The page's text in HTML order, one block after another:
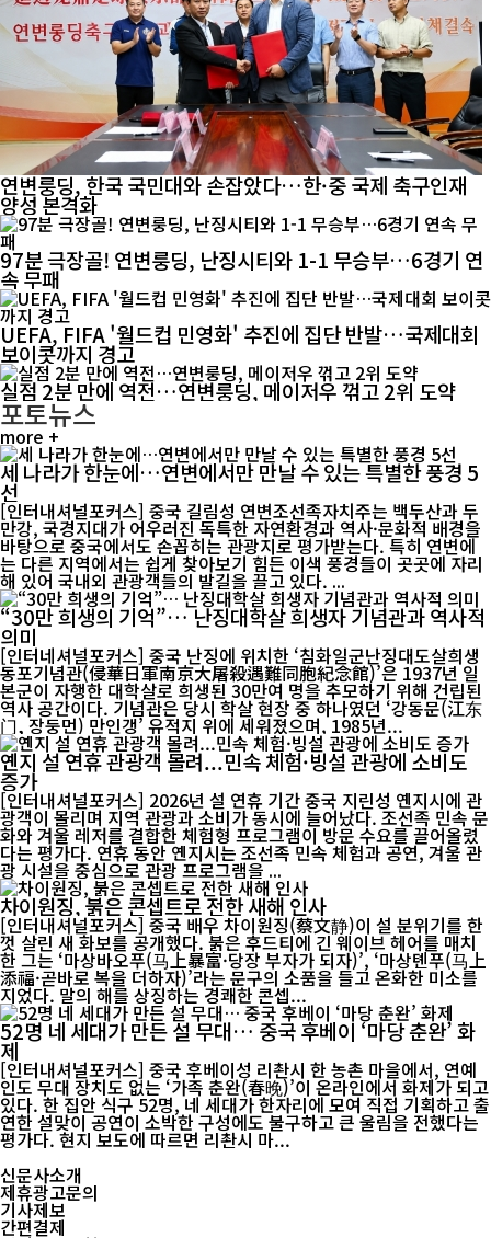
연변룽딩, 한국 국민대와 손잡았다…한·중 국제 축구인재
양성 본격화
97분 극장골! 연변룽딩, 난징시티와 1-1 무승부…6경기 연
속 무패
UEFA, FIFA '월드컵 민영화' 추진에 집단 반발…국제대회
보이콧까지 경고
실점 2분 만에 역전…연변룽딩, 메이저우 꺾고 2위 도약
포토뉴스
more +
세 나라가 한눈에…연변에서만 만날 수 있는 특별한 풍경 5
선
[인터내셔널포커스] 중국 길림성 연변조선족자치주는 백두산과 두
만강, 국경지대가 어우러진 독특한 자연환경과 역사·문화적 배경을
바탕으로 중국에서도 손꼽히는 관광지로 평가받는다. 특히 연변에
는 다른 지역에서는 쉽게 찾아보기 힘든 이색 풍경들이 곳곳에 자리
해 있어 국내외 관광객들의 발길을 끌고 있다. ...
“30만 희생의 기억”… 난징대학살 희생자 기념관과 역사적
의미
[인터네셔널포커스] 중국 난징에 위치한 ‘침화일군난징대도살희생
동포기념관(侵華日軍南京大屠殺遇難同胞紀念館)’은 1937년 일
본군이 자행한 대학살로 희생된 30만여 명을 추모하기 위해 건립된
역사 공간이다. 기념관은 당시 학살 현장 중 하나였던 ‘강동문(江东
门, 장둥먼) 만인갱’ 유적지 위에 세워졌으며, 1985년...
옌지 설 연휴 관광객 몰려...민속 체험·빙설 관광에 소비도
증가
[인터내셔널포커스] 2026년 설 연휴 기간 중국 지린성 옌지시에 관
광객이 몰리며 지역 관광과 소비가 동시에 늘어났다. 조선족 민속 문
화와 겨울 레저를 결합한 체험형 프로그램이 방문 수요를 끌어올렸
다는 평가다. 연휴 동안 옌지시는 조선족 민속 체험과 공연, 겨울 관
광 시설을 중심으로 관광 프로그램을 ...
차이원징, 붉은 콘셉트로 전한 새해 인사
[인터내셔널포커스] 중국 배우 차이원징(蔡文静)이 설 분위기를 한
껏 살린 새 화보를 공개했다. 붉은 후드티에 긴 웨이브 헤어를 매치
한 그는 ‘마상바오푸(马上暴富·당장 부자가 되자)’, ‘마상톈푸(马上
添福·곧바로 복을 더하자)’라는 문구의 소품을 들고 온화한 미소를
지었다. 말의 해를 상징하는 경쾌한 콘셉...
52명 네 세대가 만든 설 무대… 중국 후베이 ‘마당 춘완’ 화
제
[인터내셔널포커스] 중국 후베이성 리촨시 한 농촌 마을에서, 연예
인도 무대 장치도 없는 ‘가족 춘완(春晚)’이 온라인에서 화제가 되고
있다. 한 집안 식구 52명, 네 세대가 한자리에 모여 직접 기획하고 출
연한 설맞이 공연이 소박한 구성에도 불구하고 큰 울림을 전했다는
평가다. 현지 보도에 따르면 리촨시 마...
신문사소개
제휴광고문의
기사제보
간편결제